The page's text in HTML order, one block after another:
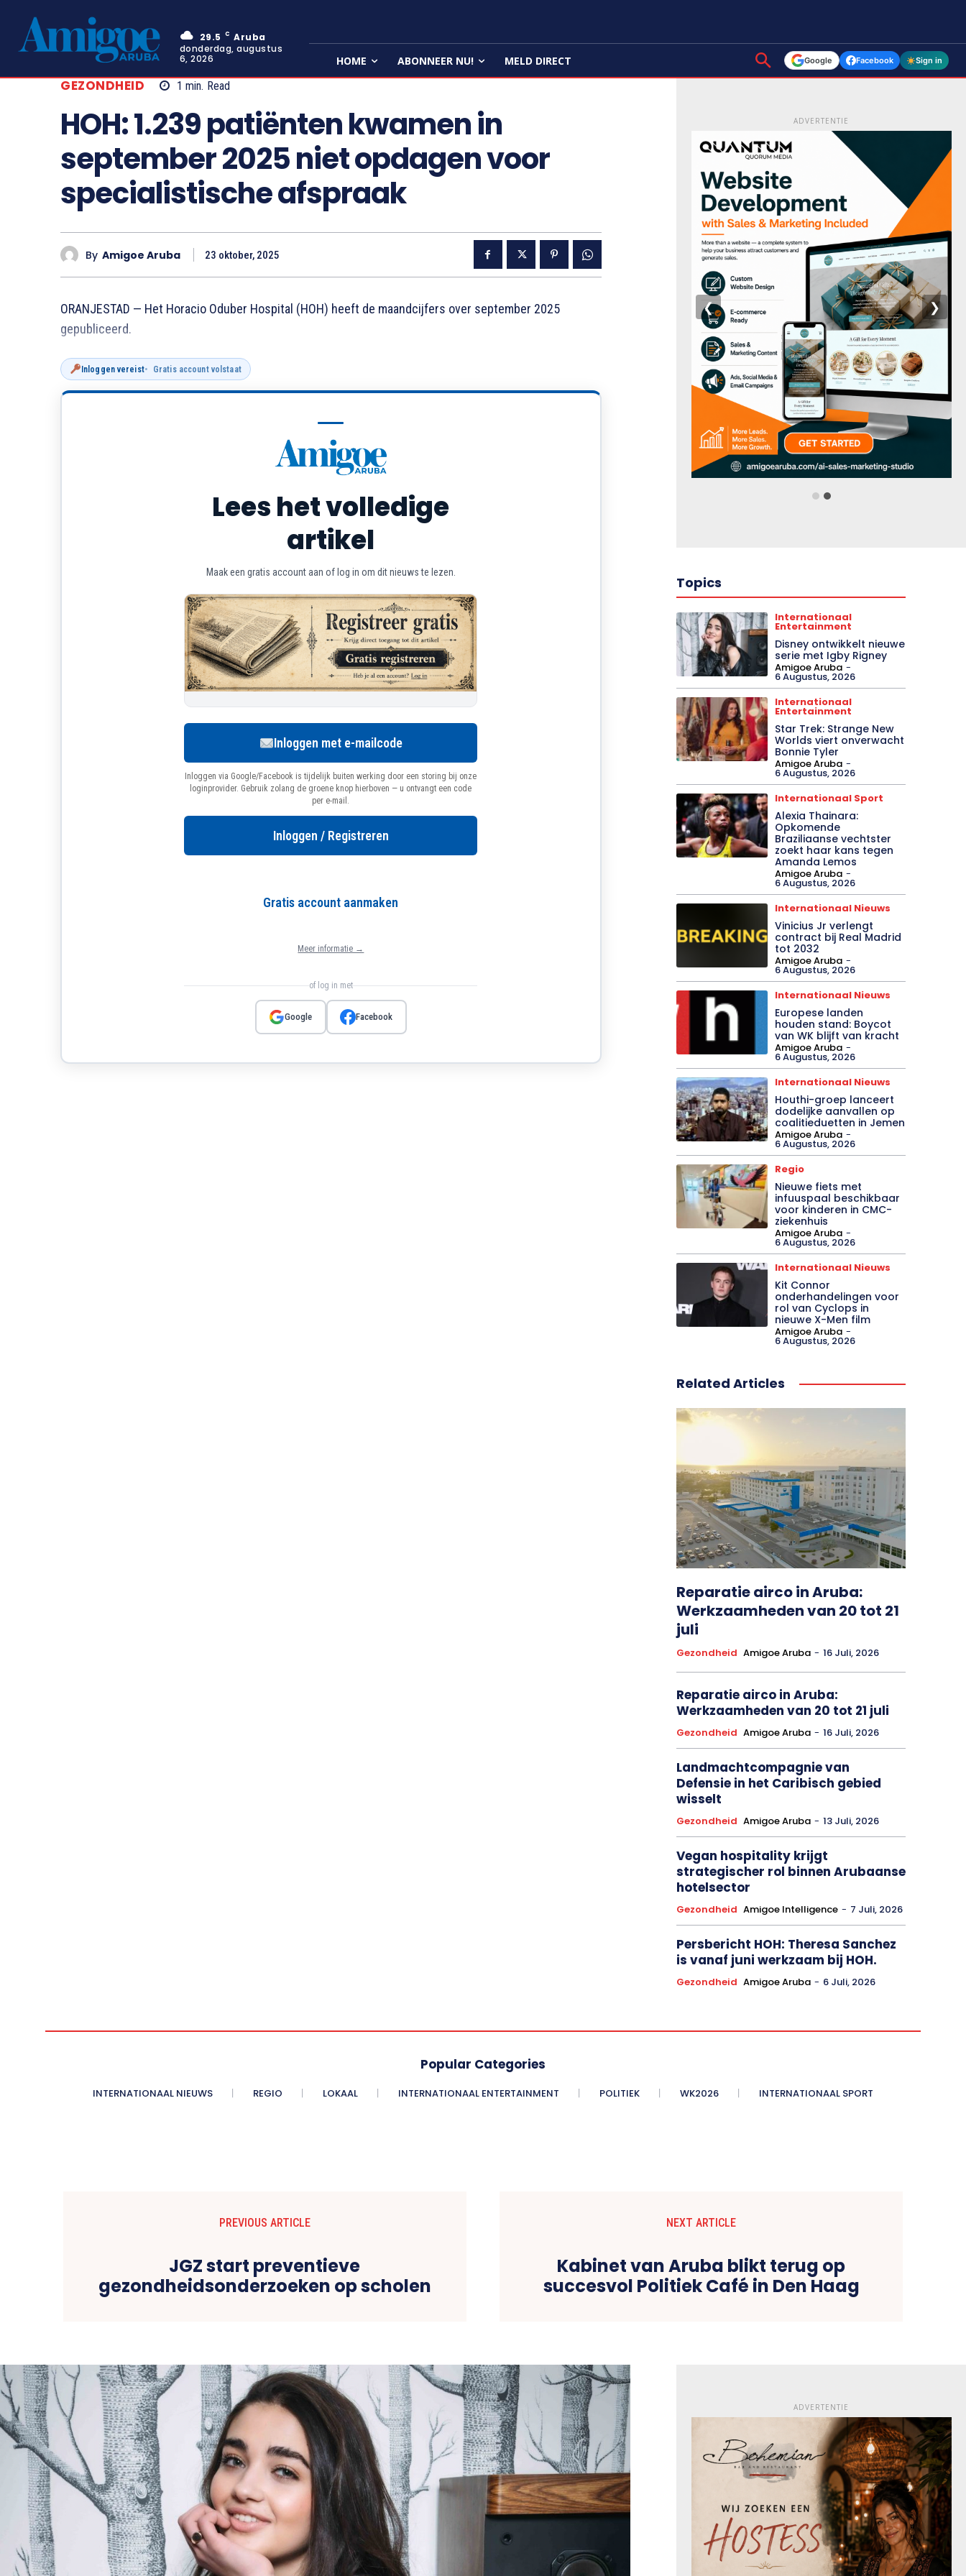
29.5 C Aruba
donderdag, augustus
6, 2026
HOME ABONNEER NU! MELD DIRECT Google Facebook Sign in
GEZONDHEID 1 min. Read
HOH: 1.239 patiënten kwamen in
september 2025 niet opdagen voor
specialistische afspraak
By Amigoe Aruba 23 oktober, 2025
ORANJESTAD — Het Horacio Oduber Hospital (HOH) heeft de maandcijfers over september 2025
gepubliceerd.
Inloggen vereist Gratis account volstaat
Lees het volledige
artikel
Maak een gratis account aan of log in om dit nieuws te lezen.
Inloggen met e-mailcode
Inloggen via Google/Facebook is tijdelijk buiten werking door een storing bij onze
loginprovider. Gebruik zolang de groene knop hierboven — u ontvangt een code
per e-mail.
Inloggen / Registreren
Gratis account aanmaken
Meer informatie →
of log in met
Google Facebook
ADVERTENTIE
❮ ❯
Topics
Internationaal
Entertainment
Disney ontwikkelt nieuwe
serie met Igby Rigney
Amigoe Aruba -
6 Augustus, 2026
Internationaal
Entertainment
Star Trek: Strange New
Worlds viert onverwacht
Bonnie Tyler
Amigoe Aruba -
6 Augustus, 2026
Internationaal Sport
Alexia Thainara:
Opkomende
Braziliaanse vechtster
zoekt haar kans tegen
Amanda Lemos
Amigoe Aruba -
6 Augustus, 2026
Internationaal Nieuws
Vinicius Jr verlengt
contract bij Real Madrid
tot 2032
Amigoe Aruba -
6 Augustus, 2026
Internationaal Nieuws
Europese landen
houden stand: Boycot
van WK blijft van kracht
Amigoe Aruba -
6 Augustus, 2026
Internationaal Nieuws
Houthi-groep lanceert
dodelijke aanvallen op
coalitieduetten in Jemen
Amigoe Aruba -
6 Augustus, 2026
Regio
Nieuwe fiets met
infuuspaal beschikbaar
voor kinderen in CMC-
ziekenhuis
Amigoe Aruba -
6 Augustus, 2026
Internationaal Nieuws
Kit Connor
onderhandelingen voor
rol van Cyclops in
nieuwe X-Men film
Amigoe Aruba -
6 Augustus, 2026
Related Articles
Reparatie airco in Aruba:
Werkzaamheden van 20 tot 21
juli
Gezondheid Amigoe Aruba - 16 Juli, 2026
Reparatie airco in Aruba:
Werkzaamheden van 20 tot 21 juli
Gezondheid Amigoe Aruba - 16 Juli, 2026
Landmachtcompagnie van
Defensie in het Caribisch gebied
wisselt
Gezondheid Amigoe Aruba - 13 Juli, 2026
Vegan hospitality krijgt
strategischer rol binnen Arubaanse
hotelsector
Gezondheid Amigoe Intelligence - 7 Juli, 2026
Persbericht HOH: Theresa Sanchez
is vanaf juni werkzaam bij HOH.
Gezondheid Amigoe Aruba - 6 Juli, 2026
Popular Categories
INTERNATIONAAL NIEUWS REGIO LOKAAL INTERNATIONAAL ENTERTAINMENT POLITIEK WK2026 INTERNATIONAAL SPORT
PREVIOUS ARTICLE
JGZ start preventieve
gezondheidsonderzoeken op scholen
NEXT ARTICLE
Kabinet van Aruba blikt terug op
succesvol Politiek Café in Den Haag